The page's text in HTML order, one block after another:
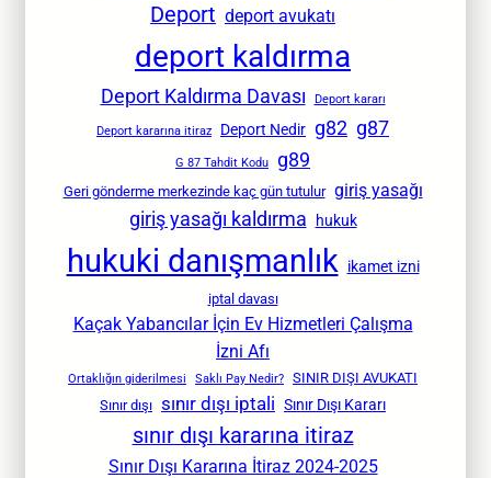
Deport deport avukatı
deport kaldırma
Deport Kaldırma Davası Deport kararı
Deport kararına itiraz Deport Nedir g82 g87
G 87 Tahdit Kodu g89
Geri gönderme merkezinde kaç gün tutulur giriş yasağı
giriş yasağı kaldırma hukuk
hukuki danışmanlık ikamet izni
iptal davası
Kaçak Yabancılar İçin Ev Hizmetleri Çalışma
İzni Afı
Ortaklığın giderilmesi Saklı Pay Nedir?
SINIR DIŞI AVUKATI
Sınır dışı sınır dışı iptali Sınır Dışı Kararı
sınır dışı kararına itiraz
Sınır Dışı Kararına İtiraz 2024-2025